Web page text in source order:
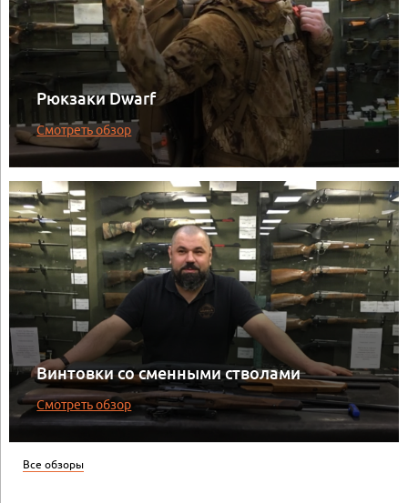
Рюкзаки Dwarf
Смотреть обзор
Винтовки со сменными стволами
Смотреть обзор
Все обзоры